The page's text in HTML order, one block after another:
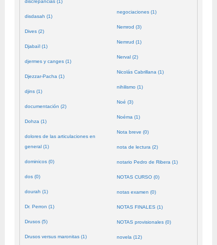
discrepancias (1)
disdasah (1)
Dives (2)
Djabaïl (1)
djermes y canges (1)
Djezzar-Pacha (1)
djins (1)
documentación (2)
Dohza (1)
dolores de las articulaciones en
general (1)
dominicos (0)
dos (0)
dourah (1)
Dr. Perron (1)
Drusos (5)
Drusos versus maronitas (1)
negociaciones (1)
Nemrod (3)
Nemrud (1)
Nerval (2)
Nicolás Cabrillana (1)
nihilismo (1)
Noé (3)
Noéma (1)
Nota breve (0)
nota de lectura (2)
notario Pedro de Ribera (1)
NOTAS CURSO (0)
notas examen (0)
NOTAS FINALES (1)
NOTAS provisionales (0)
novela (12)